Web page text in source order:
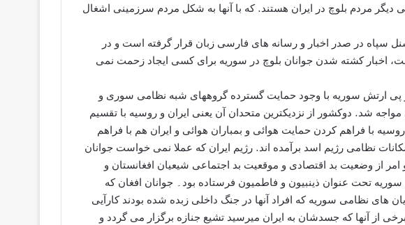
دیگر مردم بلوچ در ایران هستند. که با آنها به شکل مردم سرزمینى اشغال
سپاه در صدر اخبار و رسانه های فارسی زبان قرار گرفته است و در
اخبار کشته شدن جوانان بلوچ در سوریه برای کسی ایجاد زحمت نمی
ارتش سوریه با وجود حمايت گسترده گروههای شبه نظامی سوری و
شد. دوکشور از نزدیکترین متحدان آن يعنى ایران و روسیه با تقسیم
با فراهم کردن حمایت هوائی و بمباران هوائی و ایران ھم با فراهم
نظامی رژیم اسد برآمده اند. رژیم ایران که عملا نمی خواست جوانان
امر از وضعیت بد اقتصادی و موقعیت بد اجتماعی شیعيان افغانستان و
سوریه تحت عنوان ذينبيون و فاطميون فرستاده بود۔ جوانان افغان که
های نظامی سوریه که افراد آنها در جنگ داخلی زبده شده بودند کارآیی
از آنها که جسدشان به ایران ميرسید تشیع جنازه برگزار می گردد و